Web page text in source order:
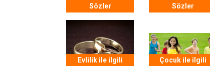
Sözler
Sözler
Evlilik ile ilgili
Çocuk ile ilgili